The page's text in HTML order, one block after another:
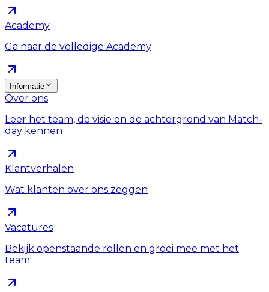
Academy
Ga naar de volledige Academy
Informatie
Over ons
Leer het team, de visie en de achtergrond van Match-
day kennen
Klantverhalen
Wat klanten over ons zeggen
Vacatures
Bekijk openstaande rollen en groei mee met het
team